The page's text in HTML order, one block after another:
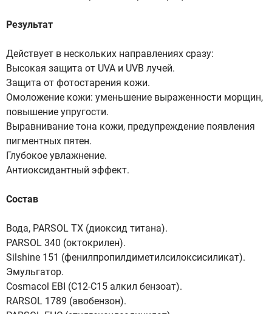
Результат
Действует в нескольких направлениях сразу:
Высокая защита от UVA и UVB лучей.
Защита от фотостарения кожи.
Омоложение кожи: уменьшение выраженности морщин,
повышение упругости.
Выравнивание тона кожи, предупреждение появления
пигментных пятен.
Глубокое увлажнение.
Антиоксидантный эффект.
Состав
Вода, PARSOL TX (диоксид титана).
PARSOL 340 (октокрилен).
Silshine 151 (фенилпропилдиметилсилоксисиликат).
Эмульгатор.
Cosmacol EBI (С12-С15 алкил бензоат).
RARSOL 1789 (авобензон).